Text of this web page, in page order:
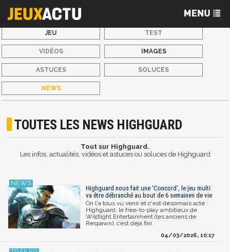
JEU TEST
VIDÉOS IMAGES
ASTUCES SOLUCES
NEWS
TOUTES LES NEWS HIGHGUARD
Tout sur Highguard.
Les infos, actualités, vidéos et astuces ou soluces de Highguard
Highguard nous fait une 'Concord', le jeu multi
va être débranché au bout de 6 semaines de vie
On l'a tous vu venir et c'est désormais acté :
Highguard, le free-to-play ambitieux de
Wildlight Entertainment (les anciens de
Respawn), c’est déjà fini.
04/03/2026, 10:17